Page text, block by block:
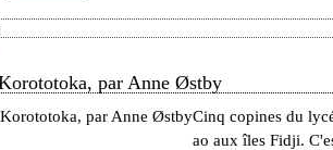
par Anne Østby
Cinq copines du
ao aux îles Fidji.